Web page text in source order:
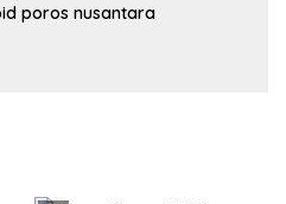
poros nusantara